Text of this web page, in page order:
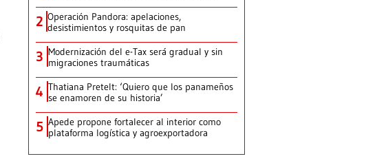
2 Operación Pandora: apelaciones,
desistimientos y rosquitas de pan
3 Modernización del e-Tax será gradual y sin
migraciones traumáticas
4 Thatiana Pretelt: ‘Quiero que los panameños
se enamoren de su historia’
5 Apede propone fortalecer al interior como
plataforma logística y agroexportadora